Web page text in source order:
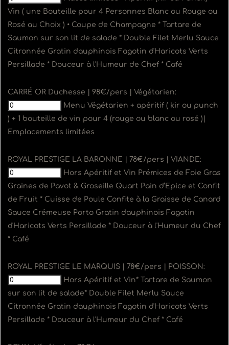
Vin ( une Bouteille pour 4 Personnes Blanc ou Rouge ou
Rosé au Choix ) • Coupe de Champagne * Tartare de
Saumon sur son lit de salade * Double Filet Merlu Sauce
Citronnée Gratin dauphinois Fagotin d'Haricots Verts
Persillade * Douceur à l'Humeur de Chef * Café
CARRÉ OR Duchesse | 98€/pers | Végétarien:
Menu Végétarien + apéritif ( kir ou punch
) + 1 bouteille de vin pour 4 (rouge ou blanc ou rosé )|
Emplacements limitées
ROYAL PRESTIGE LA BARONNE | 78€/pers | VIANDE:
Hors Apéritif et Vin Prémices de Foie Gras
Graines de Pavot & Groseille Quart Pain d’Epice et Confit
de Fruit * Cuisse de Poule Confite à la Graisse de Canard
Sauce Crémeuse Porto Gratin dauphinois Fagotin
d'Haricots Verts Persillade * Douceur à l'Humeur du Chef
* Café
ROYAL PRESTIGE LE MARQUIS | 78€/pers | POISSON:
Hors Apéritif et Vin* Tartare de Saumon
sur son lit de salade* Double Filet Merlu Sauce
Citronnée Gratin dauphinois Fagotin d'Haricots Verts
Persillade * Douceur à l'Humeur du Chef * Café